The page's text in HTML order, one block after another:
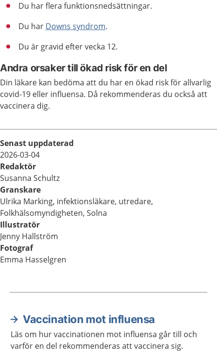
Du har flera funktionsnedsättningar.
Du har Downs syndrom.
Du är gravid efter vecka 12.
Andra orsaker till ökad risk för en del
Din läkare kan bedöma att du har en ökad risk för allvarlig
covid-19 eller influensa. Då rekommenderas du också att
vaccinera dig.
Senast uppdaterad
2026-03-04
Redaktör
Susanna Schultz
Granskare
Ulrika Marking, infektionsläkare, utredare,
Folkhälsomyndigheten, Solna
Illustratör
Jenny Hallström
Fotograf
Emma Hasselgren
Aktuella artiklar
Vaccination mot influensa
Läs om hur vaccinationen mot influensa går till och
varför en del rekommenderas att vaccinera sig.